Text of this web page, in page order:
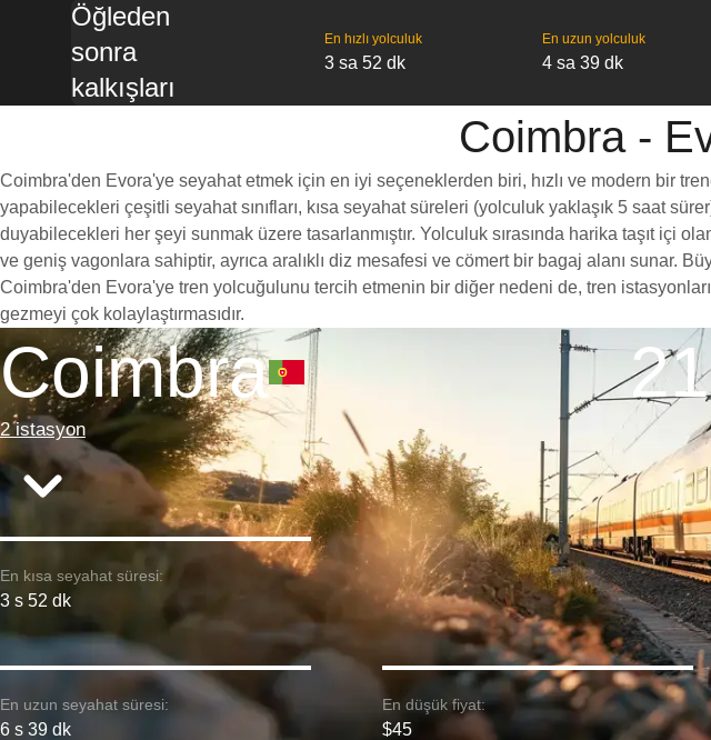
Öğleden
sonra
kalkışları
En hızlı yolculuk
3 sa 52 dk
En uzun yolculuk
4 sa 39 dk
Coimbra -
Coimbra'den Evora'ye seyahat etmek için en iyi seçeneklerden biri, hızlı ve modern bir
yapabilecekleri çeşitli seyahat sınıfları, kısa seyahat süreleri (yolculuk yaklaşık 5 saat
duyabilecekleri her şeyi sunmak üzere tasarlanmıştır. Yolculuk sırasında harika taşıt içi
ve geniş vagonlara sahiptir, ayrıca aralıklı diz mesafesi ve cömert bir bagaj alanı sunar.
Coimbra'den Evora'ye tren yolcuğulunu tercih etmenin bir diğer nedeni de, tren
gezmeyi çok kolaylaştırmasıdır.
Coimbra
2 istasyon
En kısa seyahat süresi:
3 s 52 dk
En uzun seyahat süresi:
6 s 39 dk
En düşük fiyat:
$45